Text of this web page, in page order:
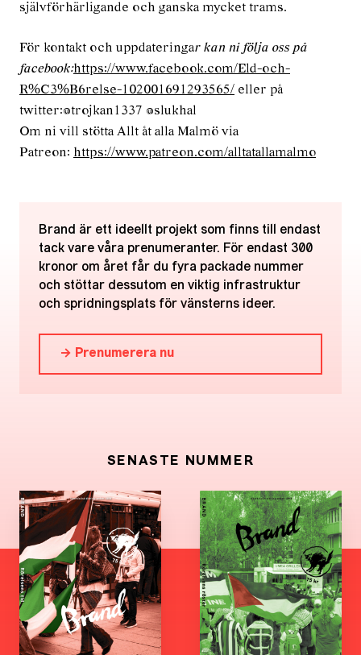
självförhärligande och ganska mycket trams.
För kontakt och uppdateringar kan ni följa oss på
facebook:https://www.facebook.com/Eld-och-
R%C3%B6relse-102001691293565/ eller på
twitter:@trojkan1337 @slukhal
Om ni vill stötta Allt åt alla Malmö via
Patreon: https://www.patreon.com/alltatallamalmo
Brand är ett ideellt projekt som finns till endast
tack vare våra prenumeranter. För endast 300
kronor om året får du fyra packade nummer
och stöttar dessutom en viktig infrastruktur
och spridningsplats för vänsterns ideer.
→ Prenumerera nu
SENASTE NUMMER